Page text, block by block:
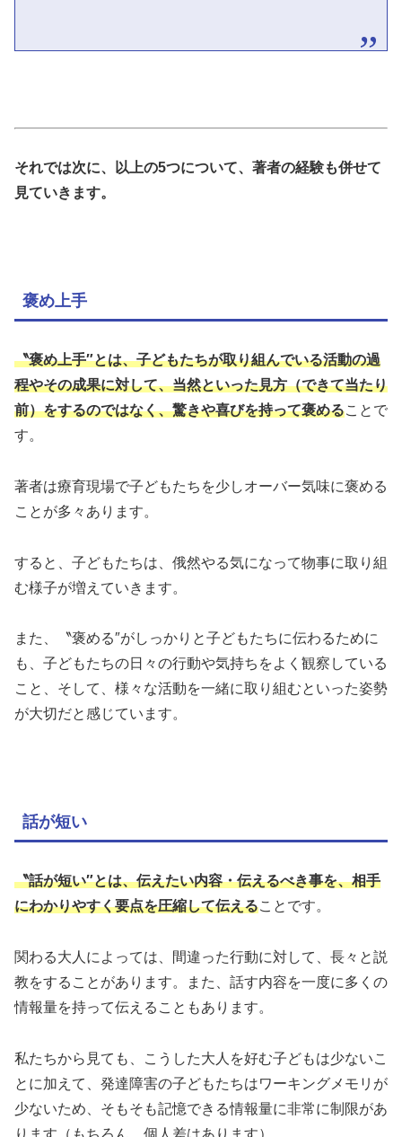
それでは次に、以上の5つについて、著者の経験も併せて
見ていきます。
褒め上手
〝褒め上手″とは、子どもたちが取り組んでいる活動の過
程やその成果に対して、当然といった見方（できて当たり
前）をするのではなく、驚きや喜びを持って褒めることで
す。
著者は療育現場で子どもたちを少しオーバー気味に褒める
ことが多々あります。
すると、子どもたちは、俄然やる気になって物事に取り組
む様子が増えていきます。
また、〝褒める″がしっかりと子どもたちに伝わるために
も、子どもたちの日々の行動や気持ちをよく観察している
こと、そして、様々な活動を一緒に取り組むといった姿勢
が大切だと感じています。
話が短い
〝話が短い″とは、伝えたい内容・伝えるべき事を、相手
にわかりやすく要点を圧縮して伝えることです。
関わる大人によっては、間違った行動に対して、長々と説
教をすることがあります。また、話す内容を一度に多くの
情報量を持って伝えることもあります。
私たちから見ても、こうした大人を好む子どもは少ないこ
とに加えて、発達障害の子どもたちはワーキングメモリが
少ないため、そもそも記憶できる情報量に非常に制限があ
ります（もちろん、個人差はあります）。